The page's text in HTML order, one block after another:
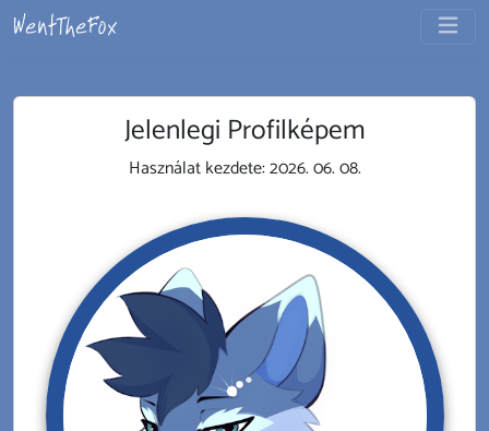
Jelenlegi Profilképem
Használat kezdete:2026. 06. 08.